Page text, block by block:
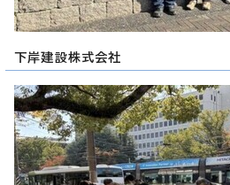
下岸建設株式会社